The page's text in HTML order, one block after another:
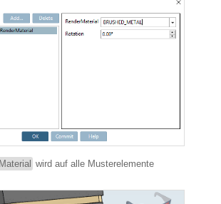
wird auf alle Musterelemente